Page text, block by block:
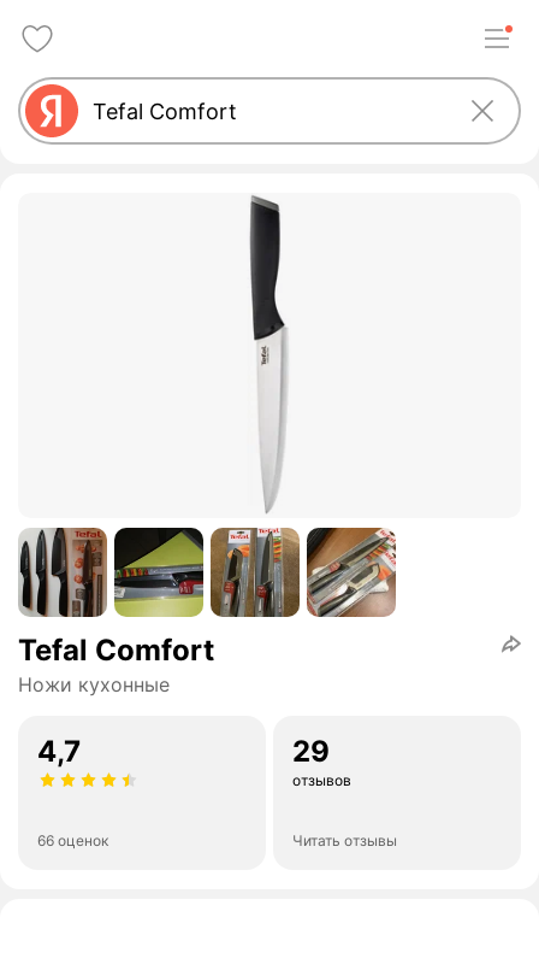
Tefal Comfort
Ножи кухонные
4,7
66 оценок
29
отзывов
Читать отзывы